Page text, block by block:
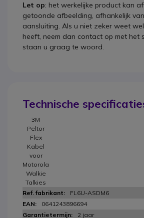
Let op: het werkelijke product kan
getoonde afbeelding, afhankelijk
aansluiting. Als u niet zeker weet
heeft, neem dan contact op met het
staan u graag te woord.
Technische
3M
Peltor
Flex
Kabel
voor
Motorola
Walkie
Talkies
FL6U-ASDM6
0641243896694
2 jaar